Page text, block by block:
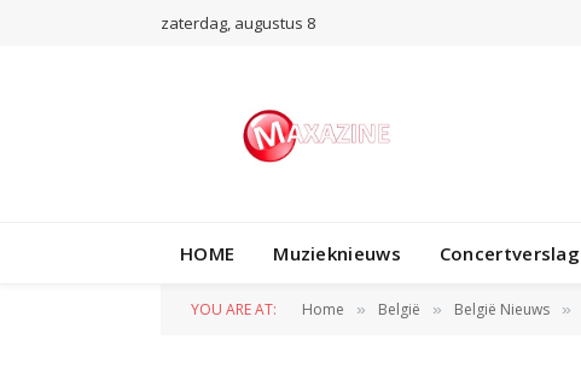
zaterdag, augustus 8
HOME Muzieknieuws
YOU ARE AT: Home » België » België Nieuws »